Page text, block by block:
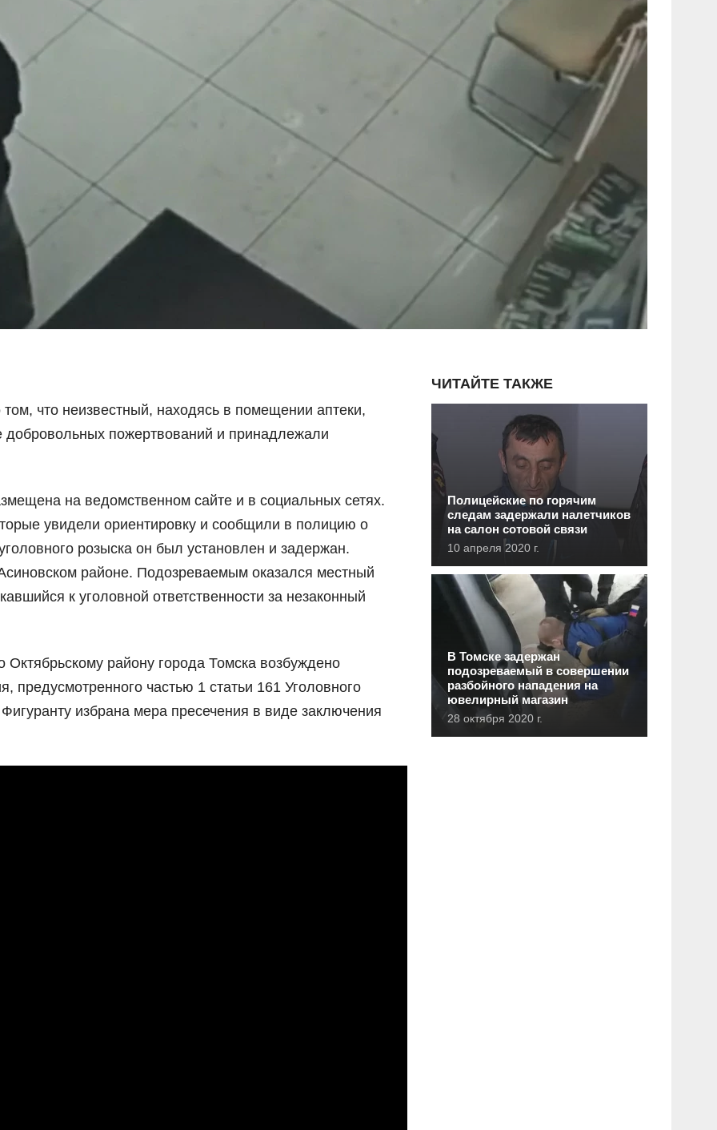
что неизвестный, находясь в помещении аптеки,
добровольных пожертвований и принадлежали
на ведомственном сайте и в социальных сетях.
увидели ориентировку и сообщили в полицию о
розыска он был установлен и задержан.
районе. Подозреваемым оказался местный
к уголовной ответственности за незаконный
району города Томска возбуждено
предусмотренного частью 1 статьи 161 Уголовного
избрана мера пресечения в виде заключения
ЧИТАЙТЕ ТАКЖЕ
Полицейские по горячим
следам задержали налетчиков
на салон сотовой связи
10 апреля 2020 г.
В Томске задержан
подозреваемый в совершении
разбойного нападения на
ювелирный магазин
28 октября 2020 г.